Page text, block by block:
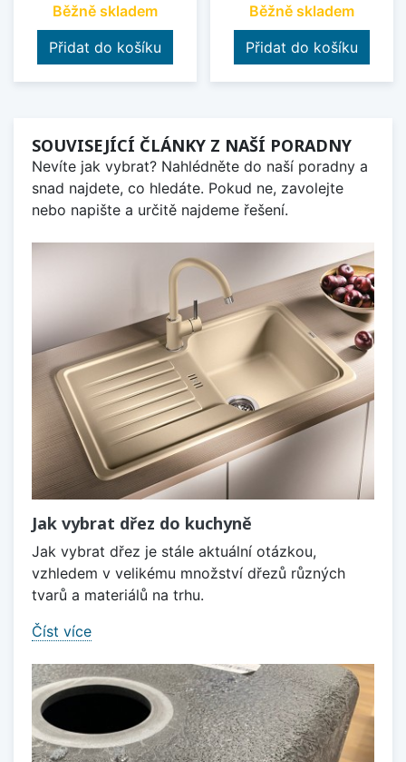
Běžně skladem
Přidat do košíku
Běžně skladem
Přidat do košíku
SOUVISEJÍCÍ ČLÁNKY Z NAŠÍ PORADNY
Nevíte jak vybrat? Nahlédněte do naší poradny a
snad najdete, co hledáte. Pokud ne, zavolejte
nebo napište a určitě najdeme řešení.
Jak vybrat dřez do kuchyně
Jak vybrat dřez je stále aktuální otázkou,
vzhledem v velikému množství dřezů různých
tvarů a materiálů na trhu.
Číst více